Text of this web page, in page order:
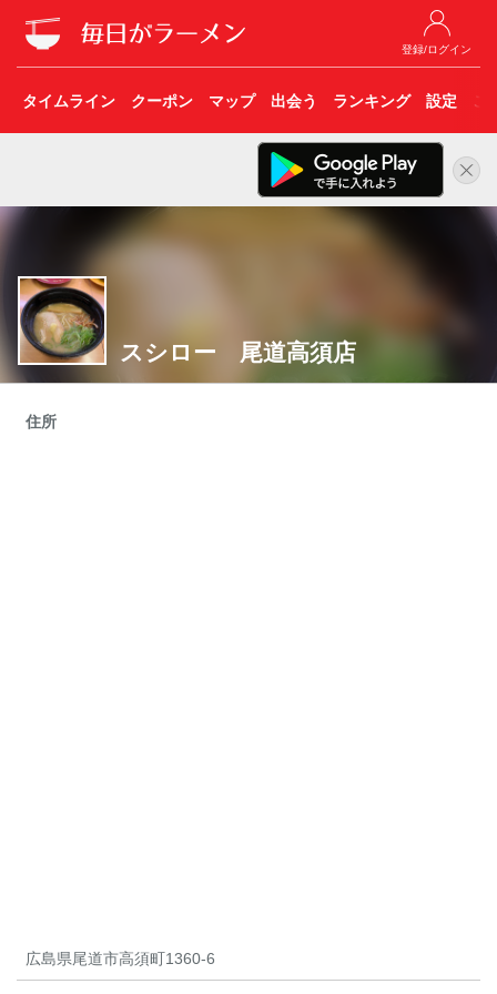
登録/ログイン
タイムライン クーポン マップ 出会う ランキング 設定 こ
スシロー 尾道高須店
住所
広島県尾道市高須町1360-6